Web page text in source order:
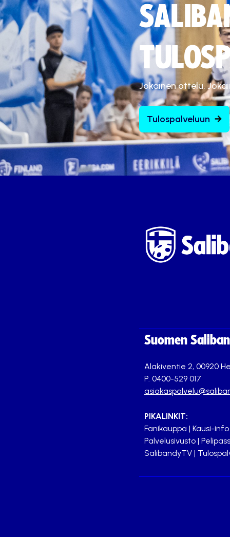
Jokainen ottelu.
Tulospalveluun
Suomen
Alakiventie 2, 00920
P. 0400-529 017
PIKALINKIT:
Fanikauppa | Kausi-info
Palvelusivusto |
SalibandyTV |